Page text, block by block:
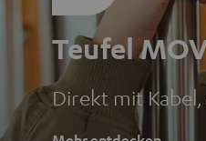
Teufel
Direkt mit